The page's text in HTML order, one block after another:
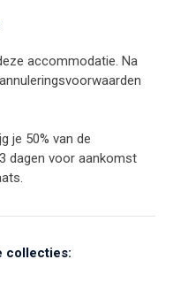
accommodatie. Na
je 50% van de
dagen voor aankomst
collecties: